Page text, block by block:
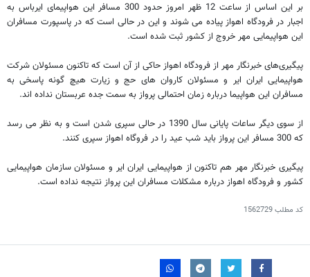
بر این اساس از ساعت 12 ظهر امروز حدود 300 مسافر این هواپیمای ایرباس به
اجبار در فرودگاه اهواز پیاده می شوند و این در حالی است که در پاسپورت مسافران
این هواپیمایی مهر خروج از کشور ثبت شده است.
پیگیری‌های خبرنگار مهر از فرودگاه اهواز حاکی از آن است که تاکنون مسئولان شرکت
هواپیمایی ایران ایر و مسئولان کاروان های حج و زیارت هیچ گونه پاسخی به
مسافران این هواپیما درباره زمان احتمالی پرواز به سمت جده عربستان نداده اند.
از سوی دیگر ساعات پایانی سال 1390 در حالی سپری شدن است و به نظر می رسد
که 300 مسافر این پرواز باید شب عید را در فروگاه اهواز سپری کنند.
پیگیری خبرنگار مهر هم تاکنون از هواپیمایی ایران ایر و مسئولان سازمان هواپیمایی
کشور و فرودگاه اهواز درباره مشکلات مسافران این پرواز نتیجه نداده است.
کد مطلب1562729